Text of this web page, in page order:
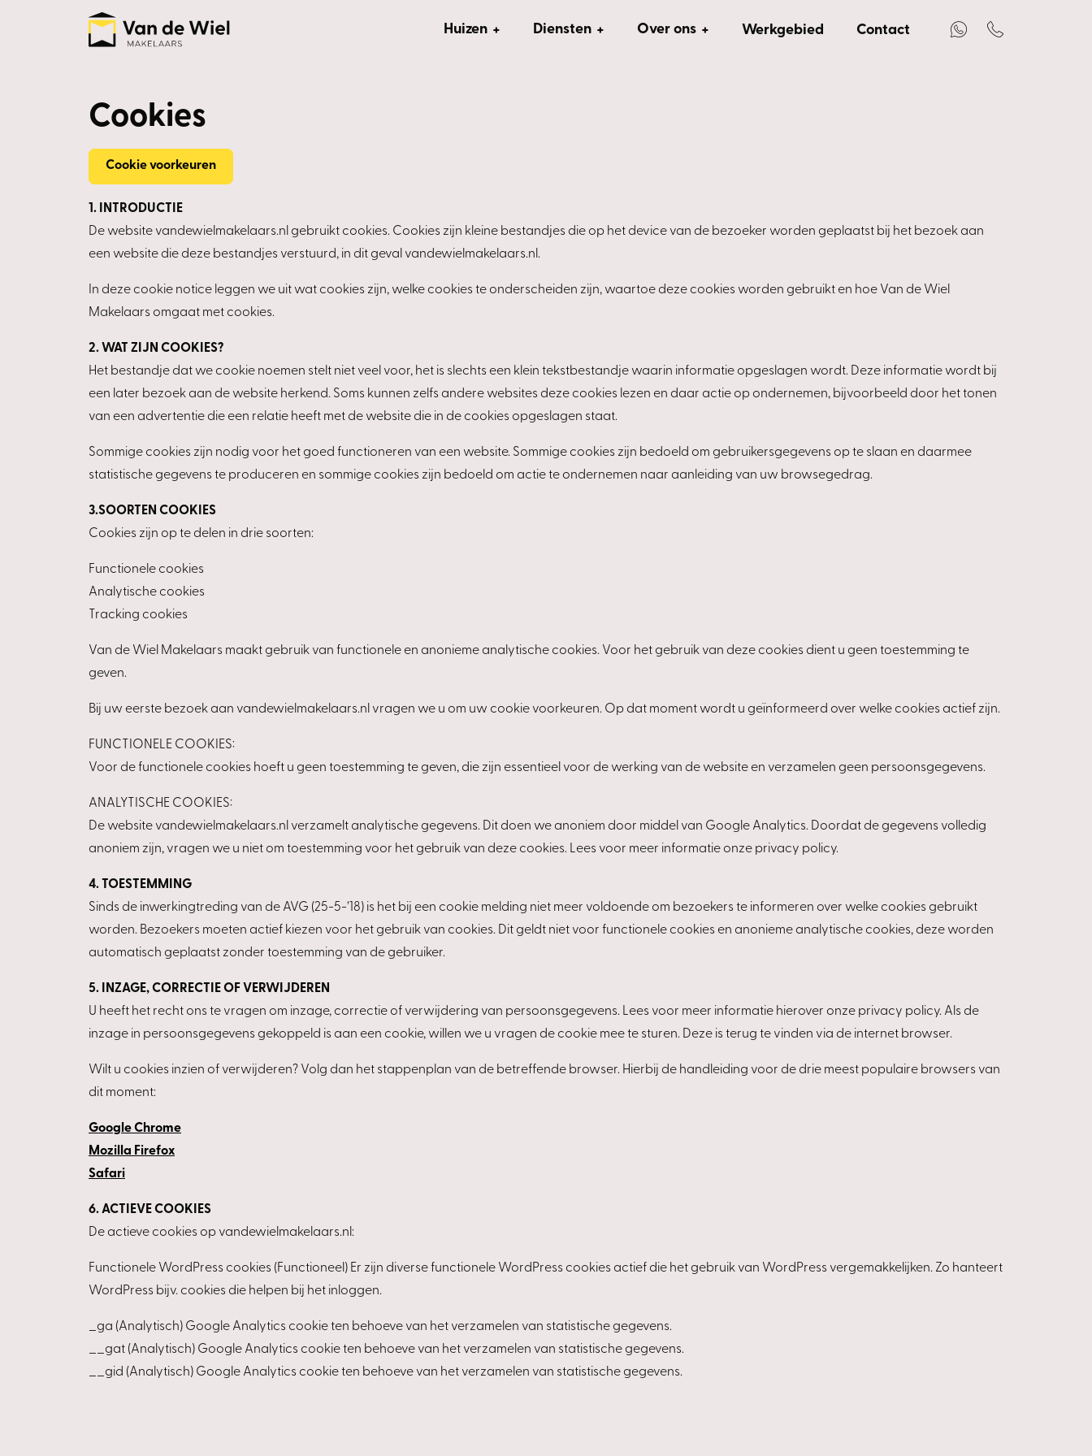
Huizen Diensten Over ons Werkgebied Contact
Cookies
Cookie voorkeuren
1. INTRODUCTIE
De website vandewielmakelaars.nl gebruikt cookies. Cookies zijn kleine bestandjes die op het device van de bezoeker worden geplaatst bij het bezoek aan
een website die deze bestandjes verstuurd, in dit geval vandewielmakelaars.nl.
In deze cookie notice leggen we uit wat cookies zijn, welke cookies te onderscheiden zijn, waartoe deze cookies worden gebruikt en hoe Van de Wiel
Makelaars omgaat met cookies.
2. WAT ZIJN COOKIES?
Het bestandje dat we cookie noemen stelt niet veel voor, het is slechts een klein tekstbestandje waarin informatie opgeslagen wordt. Deze informatie wordt bij
een later bezoek aan de website herkend. Soms kunnen zelfs andere websites deze cookies lezen en daar actie op ondernemen, bijvoorbeeld door het tonen
van een advertentie die een relatie heeft met de website die in de cookies opgeslagen staat.
Sommige cookies zijn nodig voor het goed functioneren van een website. Sommige cookies zijn bedoeld om gebruikersgegevens op te slaan en daarmee
statistische gegevens te produceren en sommige cookies zijn bedoeld om actie te ondernemen naar aanleiding van uw browsegedrag.
3.SOORTEN COOKIES
Cookies zijn op te delen in drie soorten:
Functionele cookies
Analytische cookies
Tracking cookies
Van de Wiel Makelaars maakt gebruik van functionele en anonieme analytische cookies. Voor het gebruik van deze cookies dient u geen toestemming te
geven.
Bij uw eerste bezoek aan vandewielmakelaars.nl vragen we u om uw cookie voorkeuren. Op dat moment wordt u geïnformeerd over welke cookies actief zijn.
FUNCTIONELE COOKIES:
Voor de functionele cookies hoeft u geen toestemming te geven, die zijn essentieel voor de werking van de website en verzamelen geen persoonsgegevens.
ANALYTISCHE COOKIES:
De website vandewielmakelaars.nl verzamelt analytische gegevens. Dit doen we anoniem door middel van Google Analytics. Doordat de gegevens volledig
anoniem zijn, vragen we u niet om toestemming voor het gebruik van deze cookies. Lees voor meer informatie onze privacy policy.
4. TOESTEMMING
Sinds de inwerkingtreding van de AVG (25-5-’18) is het bij een cookie melding niet meer voldoende om bezoekers te informeren over welke cookies gebruikt
worden. Bezoekers moeten actief kiezen voor het gebruik van cookies. Dit geldt niet voor functionele cookies en anonieme analytische cookies, deze worden
automatisch geplaatst zonder toestemming van de gebruiker.
5. INZAGE, CORRECTIE OF VERWIJDEREN
U heeft het recht ons te vragen om inzage, correctie of verwijdering van persoonsgegevens. Lees voor meer informatie hierover onze privacy policy. Als de
inzage in persoonsgegevens gekoppeld is aan een cookie, willen we u vragen de cookie mee te sturen. Deze is terug te vinden via de internet browser.
Wilt u cookies inzien of verwijderen? Volg dan het stappenplan van de betreffende browser. Hierbij de handleiding voor de drie meest populaire browsers van
dit moment:
Google Chrome
Mozilla Firefox
Safari
6. ACTIEVE COOKIES
De actieve cookies op vandewielmakelaars.nl:
Functionele WordPress cookies (Functioneel) Er zijn diverse functionele WordPress cookies actief die het gebruik van WordPress vergemakkelijken. Zo hanteert
WordPress bijv. cookies die helpen bij het inloggen.
_ga (Analytisch) Google Analytics cookie ten behoeve van het verzamelen van statistische gegevens.
__gat (Analytisch) Google Analytics cookie ten behoeve van het verzamelen van statistische gegevens.
__gid (Analytisch) Google Analytics cookie ten behoeve van het verzamelen van statistische gegevens.